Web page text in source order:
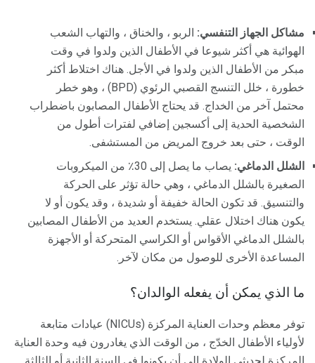
مشاكل الجهاز التنفسي: الربو ، والخناق ، والتهاب الشعب
الهوائية هي أكثر شيوعا في الأطفال الذين ولدوا في وقت
مبكر من الأطفال الذين ولدوا في الأجل. هناك اختلاط أكثر
خطورة ، خلل التنسج القصبي الرئوي (BPD) ، وهو خطر
محتمل آخر من الخداج. قد يحتاج الأطفال المصابون باضطراب
الشخصية الحدية إلى أكسجين إضافي لفترات أطول من
الوقت ، حتى بعد خروج المريض من المستشفى.
الشلل الدماغي:
يصاب ما يصل إلى 30٪ من الميكروبات
الصغيرة بالشلل الدماغي ، وهي حالة تؤثر على الحركة
والتنسيق. قد تكون الحالة خفيفة أو شديدة ، وقد يكون أو لا
يكون هناك اختلال عقلي. يستخدم العديد من الأطفال المصابين
بالشلل الدماغي الأقواس أو الكراسي المتحركة أو الأجهزة
المساعدة الأخرى للوصول من مكان لآخر.
ما الذي يمكن أن يفعله الوالدان؟
توفر معظم وحدات العناية المركزة (NICUs) عيادات متابعة
لأولياء الأطفال الخدّج ، من الوقت الذي يغادرون فيه وحدة العناية